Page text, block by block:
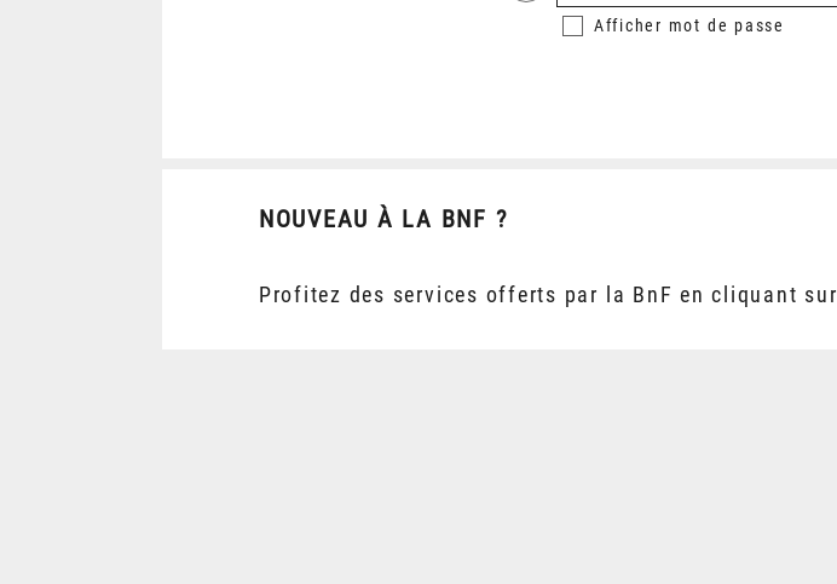
Afficher mot de passe
NOUVEAU À LA BNF ?
Profitez des services offerts par la BnF en cliquant sur